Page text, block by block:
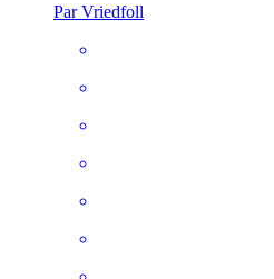
Par Vriedfoll